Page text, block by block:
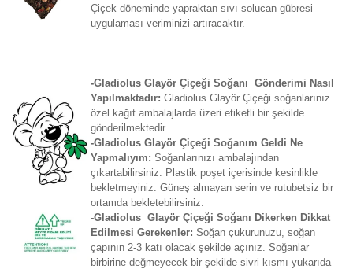
Çiçek döneminde yapraktan sıvı solucan gübresi
uygulaması veriminizi artıracaktır.
-Gladiolus Glayör Çiçeği Soğanı Gönderimi Nasıl
Yapılmaktadır: Gladiolus Glayör Çiçeği soğanlarınız
özel kağıt ambalajlarda üzeri etiketli bir şekilde
gönderilmektedir.
-Gladiolus Glayör Çiçeği Soğanım Geldi Ne
Yapmalıyım: Soğanlarınızı ambalajından
çıkartabilirsiniz. Plastik poşet içerisinde kesinlikle
bekletmeyiniz. Güneş almayan serin ve rutubetsiz bir
ortamda bekletebilirsiniz.
-Gladiolus Glayör Çiçeği Soğanı Dikerken Dikkat
Edilmesi Gerekenler: Soğan çukurunuzu, soğan
çapının 2-3 katı olacak şekilde açınız. Soğanlar
birbirine değmeyecek bir şekilde sivri kısmı yukarıda